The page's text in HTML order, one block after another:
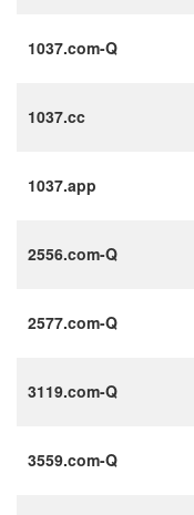
1037.com-Q
1037.cc
1037.app
2556.com-Q
2577.com-Q
3119.com-Q
3559.com-Q